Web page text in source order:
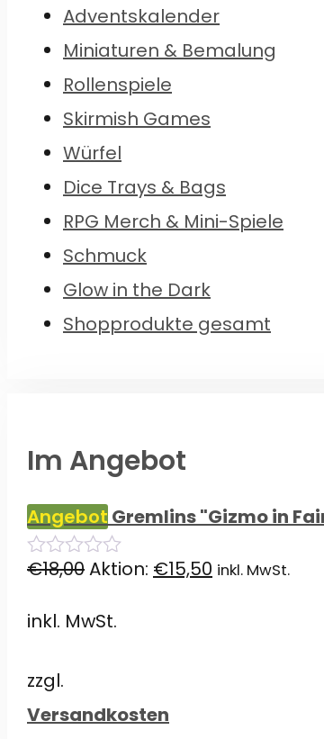
Adventskalender
Miniaturen & Bemalung
Rollenspiele
Skirmish Games
Würfel
Dice Trays & Bags
RPG Merch & Mini-Spiele
Schmuck
Glow in the Dark
Shopprodukte gesamt
Im Angebot
Angebot Gremlins "Gizmo in
0
€18,00Ursprünglicher
Aktion: €15,50 Aktueller
inkl. MwSt.
inkl. MwSt.
zzgl.
Versandkosten